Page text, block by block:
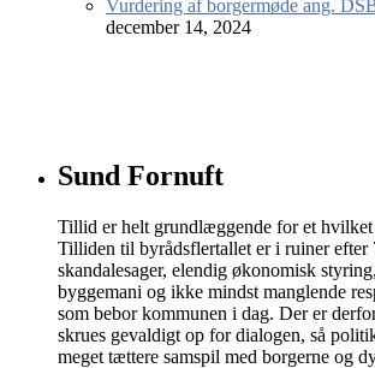
Vurdering af borgermøde ang.
december 14, 2024
Sund Fornuft
Tillid er helt grundlæggende for et hvilket
Tilliden til byrådsflertallet er i ruiner efter
skandalesager, elendig økonomisk
byggemani og ikke mindst manglende
som bebor kommunen i dag. Der er
skrues gevaldigt op for dialogen, så
meget tættere samspil med borgerne og